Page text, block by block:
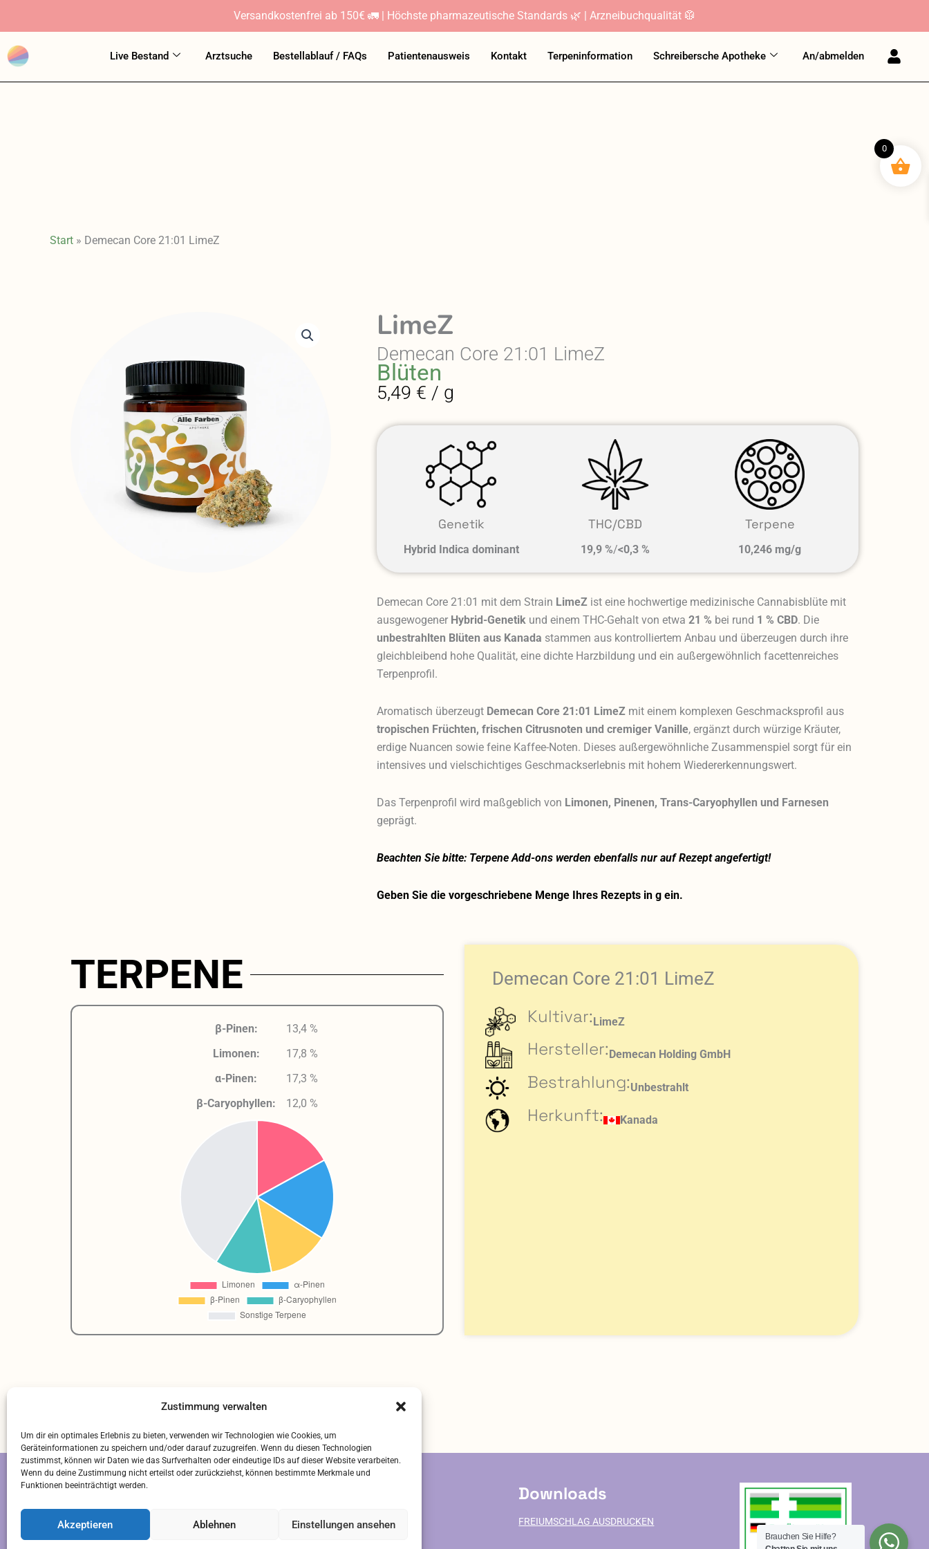
Versandkostenfrei ab 150€ 🚛 | Höchste pharmazeutische Standards 🌿 | Arzneibuchqualität 🥼
Zustimmung verwalten
Um dir ein optimales Erlebnis zu bieten, verwenden wir Technologien wie Cookies, um
Geräteinformationen zu speichern und/oder darauf zuzugreifen. Wenn du diesen Technologien
zustimmst, können wir Daten wie das Surfverhalten oder eindeutige IDs auf dieser Website verarbeiten.
Wenn du deine Zustimmung nicht erteilst oder zurückziehst, können bestimmte Merkmale und
Funktionen beeinträchtigt werden.
Akzeptieren Ablehnen Einstellungen ansehen
springen
Live Bestand Arztsuche Bestellablauf / FAQs Patientenausweis Kontakt Terpeninformation Schreibersche Apotheke An/abmelden
Start » Demecan Core 21:01 LimeZ
LimeZ
Demecan Core 21:01 LimeZ
Blüten
5,49 € / g
Genetik
Hybrid Indica dominant
THC/CBD
19,9 %/<0,3 %
Terpene
10,246 mg/g
Demecan Core 21:01 mit dem Strain LimeZ ist eine hochwertige medizinische Cannabisblüte mit
ausgewogener Hybrid-Genetik und einem THC-Gehalt von etwa21 % bei rund 1 % CBD. Die
unbestrahlten Blüten aus Kanada stammen aus kontrolliertem Anbau und überzeugen durch ihre
gleichbleibend hohe Qualität, eine dichte Harzbildung und ein außergewöhnlich facettenreiches
Terpenprofil.
Aromatisch überzeugt Demecan Core 21:01 LimeZ mit einem komplexen Geschmacksprofil aus
tropischen Früchten, frischen Citrusnoten und cremiger Vanille, ergänzt durch würzige Kräuter,
erdige Nuancen sowie feine Kaffee-Noten. Dieses außergewöhnliche Zusammenspiel sorgt für ein
intensives und vielschichtiges Geschmackserlebnis mit hohem Wiedererkennungswert.
Das Terpenprofil wird maßgeblich von Limonen, Pinenen, Trans-Caryophyllen und Farnesen
geprägt.
Beachten Sie bitte: Terpene Add-ons werden ebenfalls nur auf Rezept angefertigt!
Geben Sie die vorgeschriebene Menge Ihres Rezepts in g ein.
TERPENE
β-Pinen:
13,4 %
Limonen:
17,8 %
α-Pinen:
17,3 %
β-Caryophyllen:
12,0 %
Demecan Core 21:01 LimeZ
Kultivar:LimeZ
Hersteller: Demecan Holding GmbH
Bestrahlung:Unbestrahlt
Herkunft: Kanada
LIVE-BESTAND
Downloads
FREIUMSCHLAG AUSDRUCKEN
Brauchen Sie Hilfe?
0